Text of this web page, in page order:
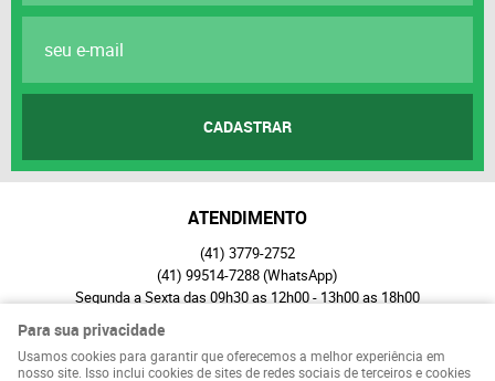
CADASTRAR
ATENDIMENTO
(41) 3779-2752
(41) 99514-7288(WhatsApp)
Segunda a Sexta das 09h30 as 12h00 - 13h00 as 18h00
seboespacoalternativo@gmail.com
ENDEREÇO
Para sua privacidade
Usamos cookies para garantir que oferecemos a melhor experiência em
nosso site. Isso inclui cookies de sites de redes sociais de terceiros e cookies